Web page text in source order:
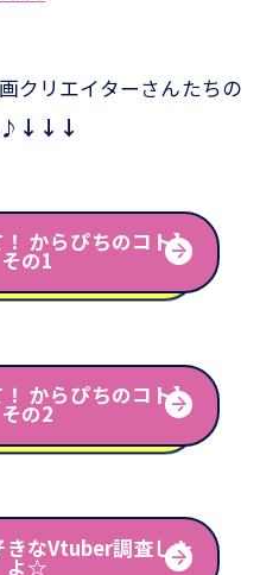
クリエイターさんたちの
↓↓↓
！ からぴちのコト】
その1
！ からぴちのコト】
その2
きなVtuber調査した
よ☆